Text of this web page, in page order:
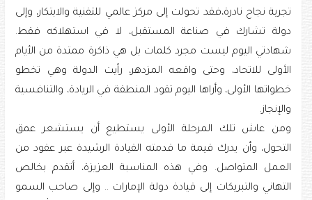
تجربة نجاح نادرة،فقد تحولت إلى مركز عالمي للتقنية والابتكار، وإلى
دولة تشارك في صناعة المستقبل، لا في استهلاكه فقط.
شهادتي اليوم ليست مجرد كلمات بل هي ذاكرة ممتدة من الأيام
الأولى للاتحاد، وحتى واقعه المزدهر، رأيت الدولة وهي تخطو
خطواتها الأولى، وأراها اليوم تقود المنطقة في الريادة، والتنافسية
والإنجاز.
ومن عاش تلك المرحلة الأولى يستطيع أن يستشعر عمق
التحول، وأن يدرك قيمة ما قدمته القيادة الرشيدة عبر عقود من
العمل المتواصل. وفي هذه المناسبة العزيزة، أتقدم بخالص
التهاني والتبريكات إلى قيادة دولة الإمارات .. وإلى صاحب السمو